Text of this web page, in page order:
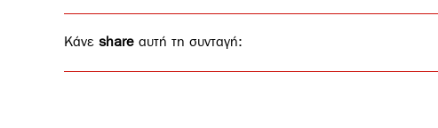
Κάνε share αυτή τη συνταγή: